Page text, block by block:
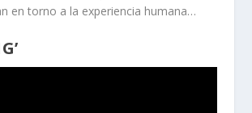
en torno a la experiencia humana…